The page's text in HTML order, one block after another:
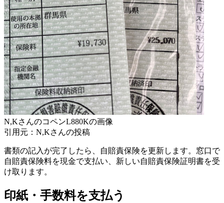
N,KさんのコペンL880Kの画像
引用元：N,Kさんの投稿
書類の記入が完了したら、自賠責保険を更新します。窓口で
自賠責保険料を現金で支払い、新しい自賠責保険証明書を受
け取ります。
印紙・手数料を支払う